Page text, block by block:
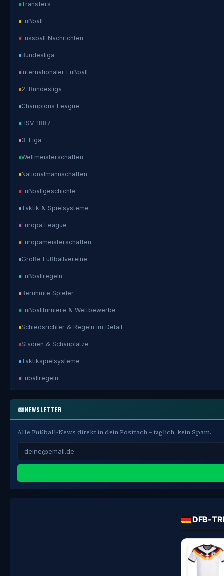
Transfers
Fußball
Fussball Nachrichten
Bundesliga
Internationaler Fußball
2. Bundesliga
Champions League
HSV 1887
3. Liga
Weltmeisterschaften
Nationalmannschaften
Fußballgeschichte
Taktik & Spielsysteme
Europa League
Europameisterschaften
Große Fußballvereine
Fußballregeln
Berühmte Spieler
Fußballturniere & Wettbewerbe
Schiedsrichter & Regeln im Detail
Stadien & Schauplätze
Taktikspielsysteme
Fuballregeln
NEWSLETTER
Alle Fußball-News direkt in dein Postfach – täglich, kein Spam.
DFB-